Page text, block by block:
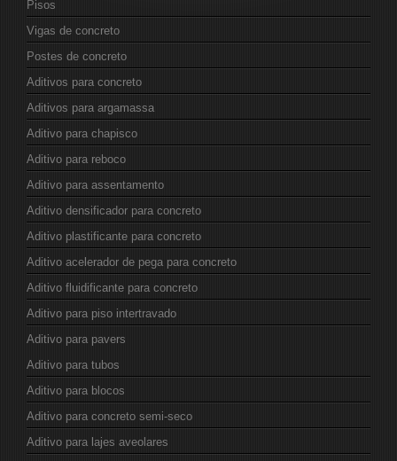
Pisos
Vigas de concreto
Postes de concreto
Aditivos para concreto
Aditivos para argamassa
Aditivo para chapisco
Aditivo para reboco
Aditivo para assentamento
Aditivo densificador para concreto
Aditivo plastificante para concreto
Aditivo acelerador de pega para concreto
Aditivo fluidificante para concreto
Aditivo para piso intertravado
Aditivo para pavers
Aditivo para tubos
Aditivo para blocos
Aditivo para concreto semi-seco
Aditivo para lajes aveolares